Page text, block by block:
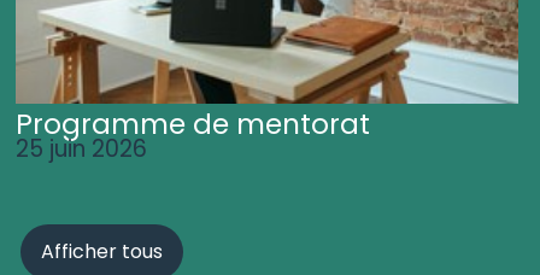
Programme de mentorat
25 juin 2026
Afficher tous